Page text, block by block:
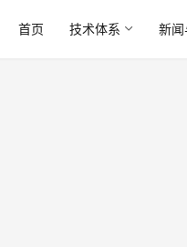
首页 技术体系 新闻